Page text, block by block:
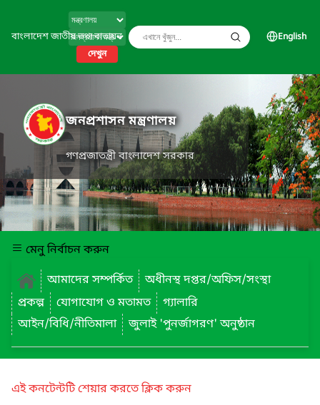
বাংলাদেশ জাতীয় তথ্য বাতায়ন
দেখুন
English
জনপ্রশাসন মন্ত্রণালয়
গণপ্রজাতন্ত্রী বাংলাদেশ সরকার
মেনু নির্বাচন করুন
আমাদের সম্পর্কিত
অধীনস্থ দপ্তর/অফিস/সংস্থা
প্রকল্প
যোগাযোগ ও মতামত
গ্যালারি
আইন/বিধি/নীতিমালা
জুলাই 'পুনর্জাগরণ' অনুষ্ঠান
এই কনটেন্টটি শেয়ার করতে ক্লিক করুন